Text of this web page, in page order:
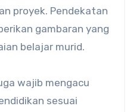
proyek. Pendekatan
gambaran yang
belajar murid.
wajib mengacu
sesuai